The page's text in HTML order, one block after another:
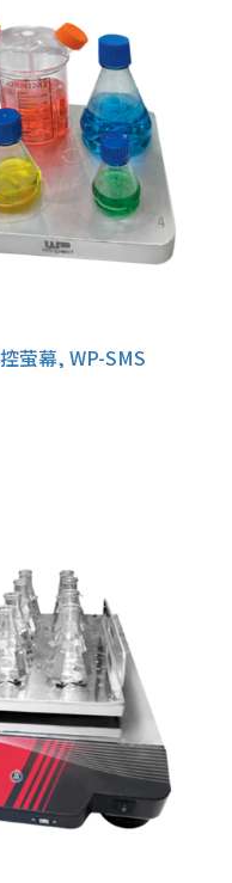
萤幕, WP-SMS